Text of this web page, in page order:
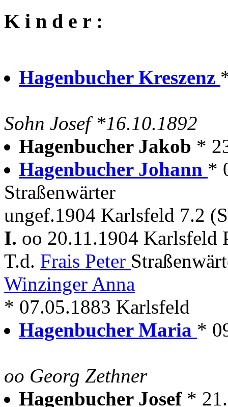
K i n d e r :
Hagenbucher Kreszenz
Sohn Josef *16.10.1892
Hagenbucher Jakob *
Hagenbucher Johann *
Straßenwärter
ungef.1904 Karlsfeld 7.2
I. oo 20.11.1904 Karlsfeld
T.d. Frais Peter
Winzinger Anna
* 07.05.1883 Karlsfeld
Hagenbucher Maria *
oo Georg Zethner
Hagenbucher Josef *